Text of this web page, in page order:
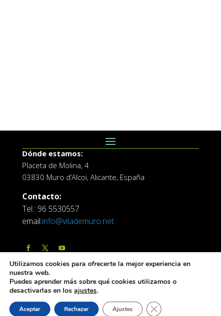
Dónde estamos:
Placeta de Molina, 4
03830 Muro d’Alcoi, Alicante, España
Contacto:
Tel.: 96 5530557
email:info@vilademuro.net
Web desarrollada por el Servicio de Informatica de
Diputación de Alicante
Utilizamos cookies para ofrecerte la mejor experiencia en
nuestra web.
Puedes aprender más sobre qué cookies utilizamos o
desactivarlas en los ajustes.
Aceptar Rechazar Ajustes Cerrar el banner de